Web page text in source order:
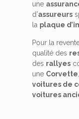
une
d’assureurs
la plaque
Pour la
qualité des
des rallyes
une Corvette
voitures de
voitures